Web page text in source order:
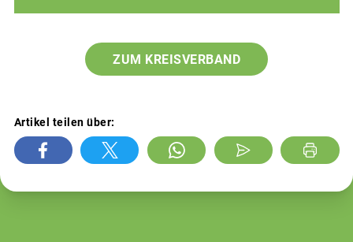
ZUM KREISVERBAND
Artikel teilen über: